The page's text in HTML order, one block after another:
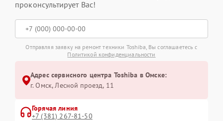
проконсультирует Вас!
Отправляя заявку на ремонт техники Toshiba, Вы соглашаетесь с
Политикой конфиденциальности
Адрес сервисного центра Toshiba в Омске:
г. Омск, ​Лесной проезд, 11
Горячая линия
+7 (381) 267-81-50